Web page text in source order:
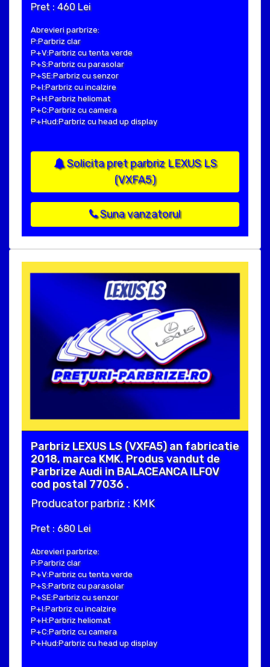
Pret : 460 Lei
Abrevieri parbrize:
P:Parbriz clar
P+V:Parbriz cu tenta verde
P+S:Parbriz cu parasolar
P+SE:Parbriz cu senzor
P+I:Parbriz cu incalzire
P+H:Parbriz heliomat
P+C:Parbriz cu camera
P+Hud:Parbriz cu head up display
Solicita pret parbriz LEXUS LS
(VXFA5)
Suna vanzatorul
Parbriz LEXUS LS (VXFA5) an fabricatie
2018, marca KMK. Produs vandut de
Parbrize Audi in BALACEANCA ILFOV
cod postal 77036 .
Producator parbriz : KMK
Pret : 680 Lei
Abrevieri parbrize:
P:Parbriz clar
P+V:Parbriz cu tenta verde
P+S:Parbriz cu parasolar
P+SE:Parbriz cu senzor
P+I:Parbriz cu incalzire
P+H:Parbriz heliomat
P+C:Parbriz cu camera
P+Hud:Parbriz cu head up display